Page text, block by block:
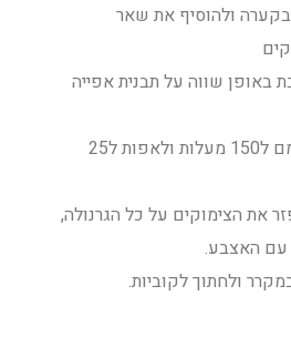
בקערה ולהוסיף את שאר
באופן שווה על תבנית אפייה
4. להכניס לתנור מחומם ל150 מעלות ולאפות ל25
את הצימוקים על כל הגרנולה,
עם האצבע.